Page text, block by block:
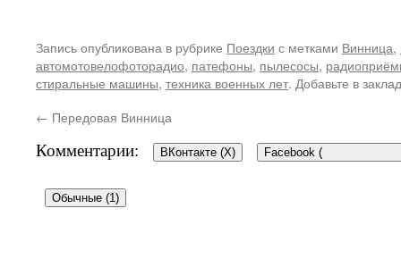
Запись опубликована в рубрике Поездки с метками Винница,
автомотовелофоторадио, патефоны, пылесосы,
стиральные машины, техника военных лет. Добавьте в
← Передовая Винница
Комментарии: ВКонтакте (X) Facebook (
Обычные (1)